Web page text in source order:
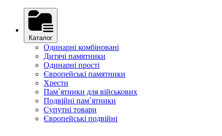
Каталог
Одинарні комбіновані
Дитячі памятники
Одинарні прості
Європейські памятники
Хрести
Пам`ятники для військових
Подвійні пам`ятники
Супутні товари
Європейські подвійні